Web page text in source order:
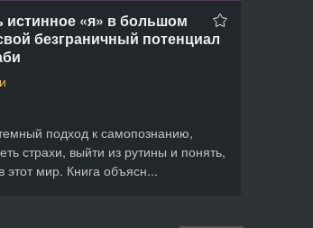
«я» в большом
безграничный потенциал
подход к самопознанию,
страхи, выйти из рутины и понять,
мир. Книга объясн...